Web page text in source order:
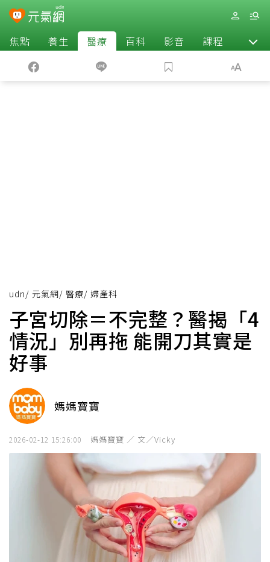
焦點 養生 醫療 百科 影音 課程 退休
udn/ 元氣網/ 醫療/ 婦產科
子宮切除＝不完整？醫揭「4
情況」別再拖 能開刀其實是
好事
媽媽寶寶
2026-02-12 15:26:00 媽媽寶寶 ／ 文／Vicky